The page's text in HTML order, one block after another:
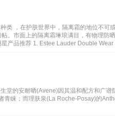
类 ，在护肤世界中，隔离霜的地位不可
。市面上的隔离霜琳琅满目，有物理防
产品推荐 1. Estee Lauder Double
堂的安耐晒(Avene)因其温和配方和广谱
睐；而理肤泉(La Roche-Posay)的